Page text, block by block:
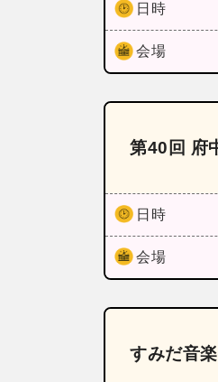
日時
会場
第40回 府
日時
会場
すみだ音